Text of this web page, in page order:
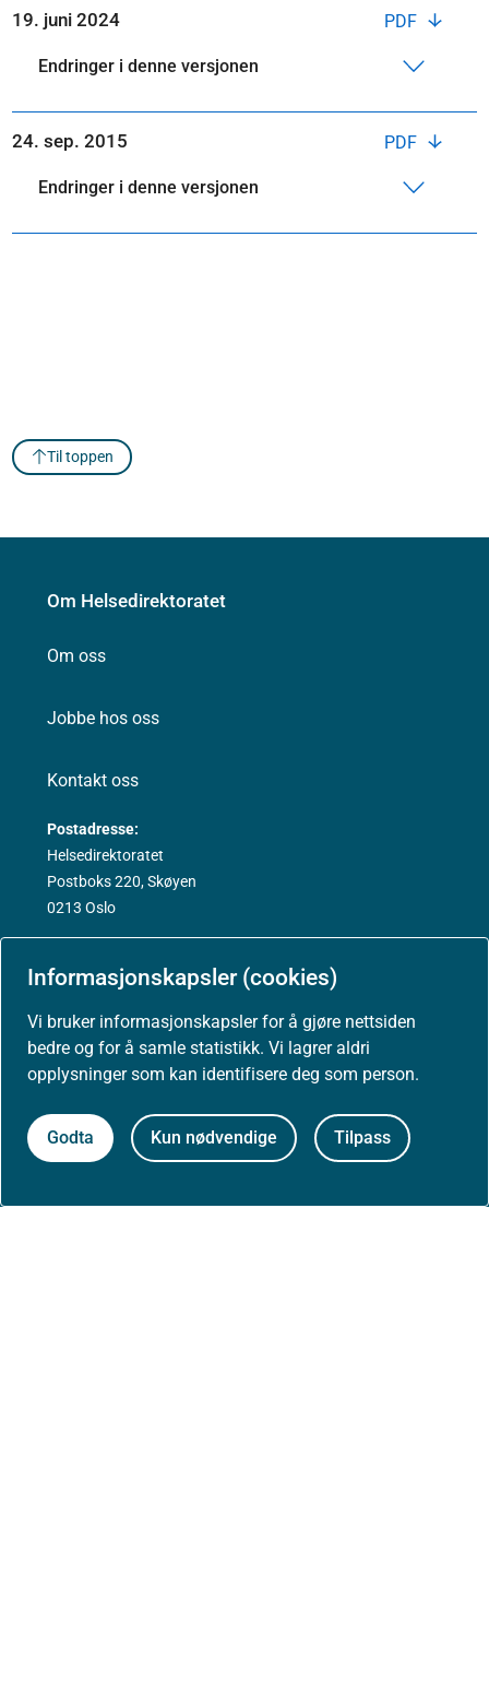
Informasjonskapsler (cookies)
Vi bruker informasjonskapsler for å gjøre nettsiden
bedre og for å samle statistikk. Vi lagrer aldri
opplysninger som kan identifisere deg som person.
Godta Kun nødvendige Tilpass
PDF
19. juni 2024
Endringer i denne versjonen
PDF
24. sep. 2015
Endringer i denne versjonen
Til toppen
Om Helsedirektoratet
Om oss
Jobbe hos oss
Kontakt oss
Postadresse:
Helsedirektoratet
Postboks 220, Skøyen
0213 Oslo
Aktuelt
Nyheter
Arrangementer
Høringer